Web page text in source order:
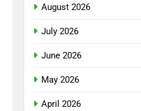
August 2026
July 2026
June 2026
May 2026
April 2026